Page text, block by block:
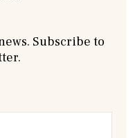
Subscribe to